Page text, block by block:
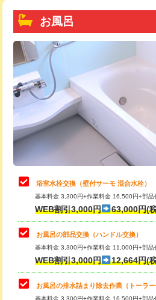
トーラー機使用/3mまで
追加トーラー機使用/3m超え
カメラ調査
桝清掃
止水・漏水調査・防水処理・清掃・修
理・調整・分解・加工など（軽作業
止水・漏水調査・防水処理・清掃・修
理・調整・分解・加工など（中作業）
止水・漏水調査・防水処理・清掃・
理・調整・分解・加工など（重作業
トイレタンク脱着
トイレ便器脱着
タンクレストイレ脱着
お風呂
浴室水栓交換（壁付サーモ 混合水栓）
基本料金 3,300円+作業料金 16,500円+部
WEB割引3,000円 63,000円(
お風呂の部品交換（ハンドル交換）
基本料金 3,300円+作業料金 11,000円+部
WEB割引3,000円 12,664円(
お風呂の排水詰まり除去作業（トーラー
基本料金 3,300円+作業料金 16,500円+部